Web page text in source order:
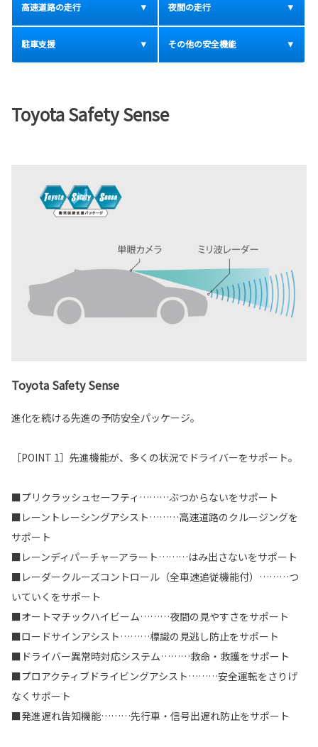
高速道路の走行 夜間の走行
駐車支援 その他の安全機能
Toyota Safety Sense
Toyota Safety Sense
進化を続ける先進の予防安全パッケージ。
［POINT 1］先進機能が、多くの状況でドライバーをサポート。
■プリクラッシュセーフティ………ぶつからないをサポート
■レーントレーシングアシスト………高速道路のクルージングを
サポート
■レーンディパーチャーアラート………はみ出さないをサポート
■レーダークルーズコントロール（全車速追従機能付）………つ
いていくをサポート
■オートマチックハイビーム………夜間の見やすさをサポート
■ロードサインアシスト………標識の見逃し防止をサポート
■ドライバー異常時対応システム………救命・救護をサポート
■プロアクティブドライビングアシスト………安全運転をさりげ
なくサポート
■発進遅れ告知機能………先行車・信号出遅れ防止をサポート